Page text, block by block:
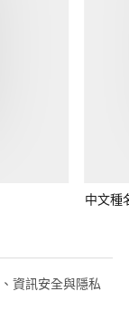
中文種
資訊安全與隱私